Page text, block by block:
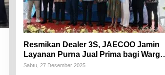
Resmikan Dealer 3S, JAECOO Jamin
Layanan Purna Jual Prima bagi Warga
Palembang
Sabtu, 27 Desember 2025